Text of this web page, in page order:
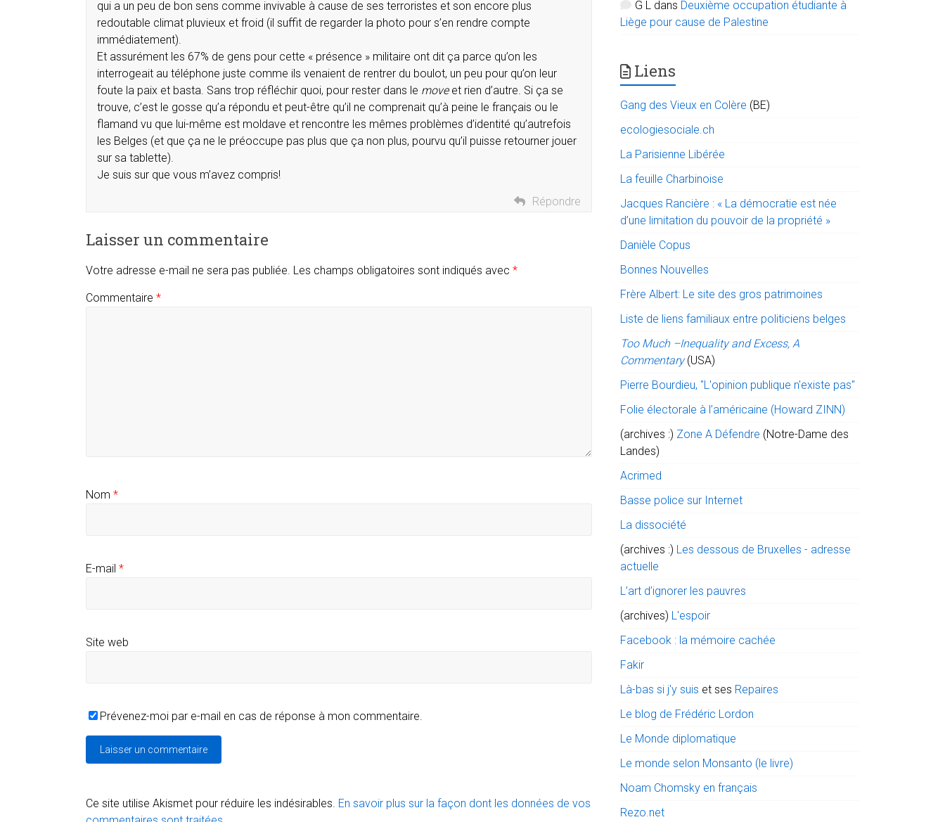
qui a un peu de bon sens comme invivable à cause de ses terroristes et son encore plus
redoutable climat pluvieux et froid (il suffit de regarder la photo pour s’en rendre compte
immédiatement).
Et assurément les 67% de gens pour cette « présence » militaire ont dit ça parce qu’on les
interrogeait au téléphone juste comme ils venaient de rentrer du boulot, un peu pour qu’on leur
foute la paix et basta. Sans trop réfléchir quoi, pour rester dans le moveet rien d’autre. Si ça se
trouve, c’est le gosse qu’a répondu et peut-être qu’il ne comprenait qu’à peine le français ou le
flamand vu que lui-même est moldave et rencontre les mêmes problèmes d’identité qu’autrefois
les Belges (et que ça ne le préoccupe pas plus que ça non plus, pourvu qu’il puisse retourner jouer
sur sa tablette).
Je suis sur que vous m’avez compris!
Répondre
Laisser un commentaire
Votre adresse e-mail ne sera pas publiée. Les champs obligatoires sont indiqués avec *
Commentaire *
Nom *
E-mail *
Site web
Prévenez-moi par e-mail en cas de réponse à mon commentaire.
Ce site utilise Akismet pour réduire les indésirables. En savoir plus sur la façon dont les données de vos
G L dans Deuxième occupation étudiante à
Liège pour cause de Palestine
Liens
Gang des Vieux en Colère (BE)
ecologiesociale.ch
La Parisienne Libérée
La feuille Charbinoise
Jacques Rancière : « La démocratie est née
d’une limitation du pouvoir de la propriété »
Danièle Copus
Bonnes Nouvelles
Frère Albert: Le site des gros patrimoines
Liste de liens familiaux entre politiciens belges
Too Much –Inequality and Excess, A
Commentary (USA)
Pierre Bourdieu, "L'opinion publique n'existe pas"
Folie électorale à l’américaine (Howard ZINN)
(archives :) Zone A Défendre (Notre-Dame des
Landes)
Acrimed
Basse police sur Internet
La dissociété
(archives :) Les dessous de Bruxelles - adresse
actuelle
L’art d’ignorer les pauvres
(archives) L'espoir
Facebook : la mémoire cachée
Fakir
Là-bas si j'y suis et ses Repaires
Le blog de Frédéric Lordon
Le Monde diplomatique
Le monde selon Monsanto (le livre)
Noam Chomsky en français
Rezo.net